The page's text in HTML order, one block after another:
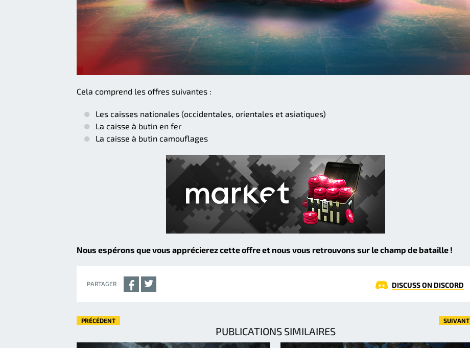
Cela comprend les offres suivantes :
Les caisses nationales (occidentales, orientales et asiatiques)
La caisse à butin en fer
La caisse à butin camouflages
Nous espérons que vous apprécierez cette offre et nous vous retrouvons sur le champ de bataille !
PARTAGER DISCUSS ON DISCORD
PRÉCÉDENT SUIVANT
PUBLICATIONS SIMILAIRES